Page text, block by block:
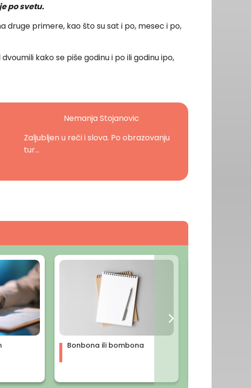
po svetu.
druge primere, kao što su sat i po, mesec i po,
kako se piše godinu i po ili godinu ipo,
Nemanja Stojanovic
Zaljubljen u reči i slova. Po obrazovanju
tur...
Bonbona ili bombona